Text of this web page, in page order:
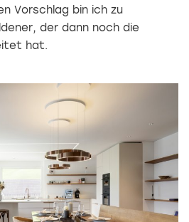
Vorschlag bin ich zu
der dann noch die
hat.